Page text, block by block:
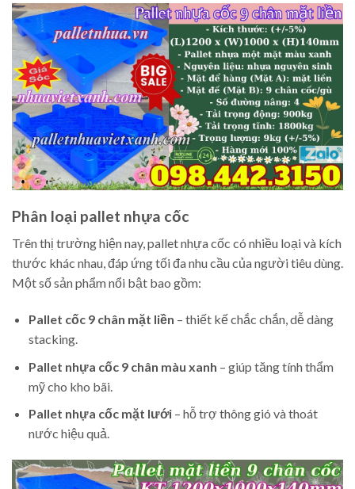
Phân loại pallet nhựa cốc
Trên thị trường hiện nay, pallet nhựa cốc có nhiều loại và kích
thước khác nhau, đáp ứng tối đa nhu cầu của người tiêu dùng.
Một số sản phẩm nổi bật bao gồm:
Pallet cốc 9 chân mặt liền – thiết kế chắc chắn, dễ dàng
stacking.
Pallet nhựa cốc 9 chân màu xanh – giúp tăng tính thẩm
mỹ cho kho bãi.
Pallet nhựa cốc mặt lưới– hỗ trợ thông gió và thoát
nước hiệu quả.